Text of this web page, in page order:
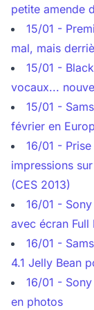
petite amende
15/01 -
mal, mais
15/01 -
vocaux...
15/01 -
février en
16/01 -
impressions
(CES 2013)
16/01 -
avec écran Full
16/01 -
4.1 Jelly Bean
16/01 -
en photos